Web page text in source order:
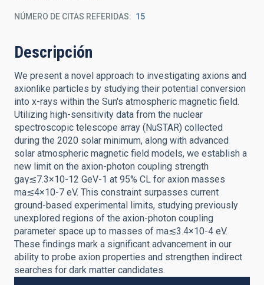
NÚMERO DE CITAS REFERIDAS 15
Descripción
We present a novel approach to investigating axions and
axionlike particles by studying their potential conversion
into x-rays within the Sun's atmospheric magnetic field.
Utilizing high-sensitivity data from the nuclear
spectroscopic telescope array (NuSTAR) collected
during the 2020 solar minimum, along with advanced
solar atmospheric magnetic field models, we establish a
new limit on the axion-photon coupling strength
gaγ≲7.3×10-12 GeV-1 at 95% CL for axion masses
ma≲4×10-7 eV. This constraint surpasses current
ground-based experimental limits, studying previously
unexplored regions of the axion-photon coupling
parameter space up to masses of ma≲3.4×10-4 eV.
These findings mark a significant advancement in our
ability to probe axion properties and strengthen indirect
searches for dark matter candidates.